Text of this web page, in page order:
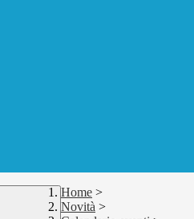
Home >
Novità >